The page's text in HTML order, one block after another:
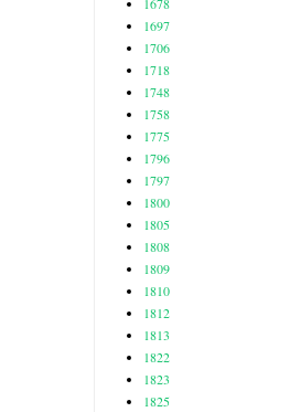
1697
1706
1718
1748
1758
1775
1796
1797
1800
1805
1808
1809
1810
1812
1813
1822
1823
1825